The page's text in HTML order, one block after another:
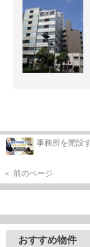
事務所を開設
＜ 前のページ
おすすめ物件